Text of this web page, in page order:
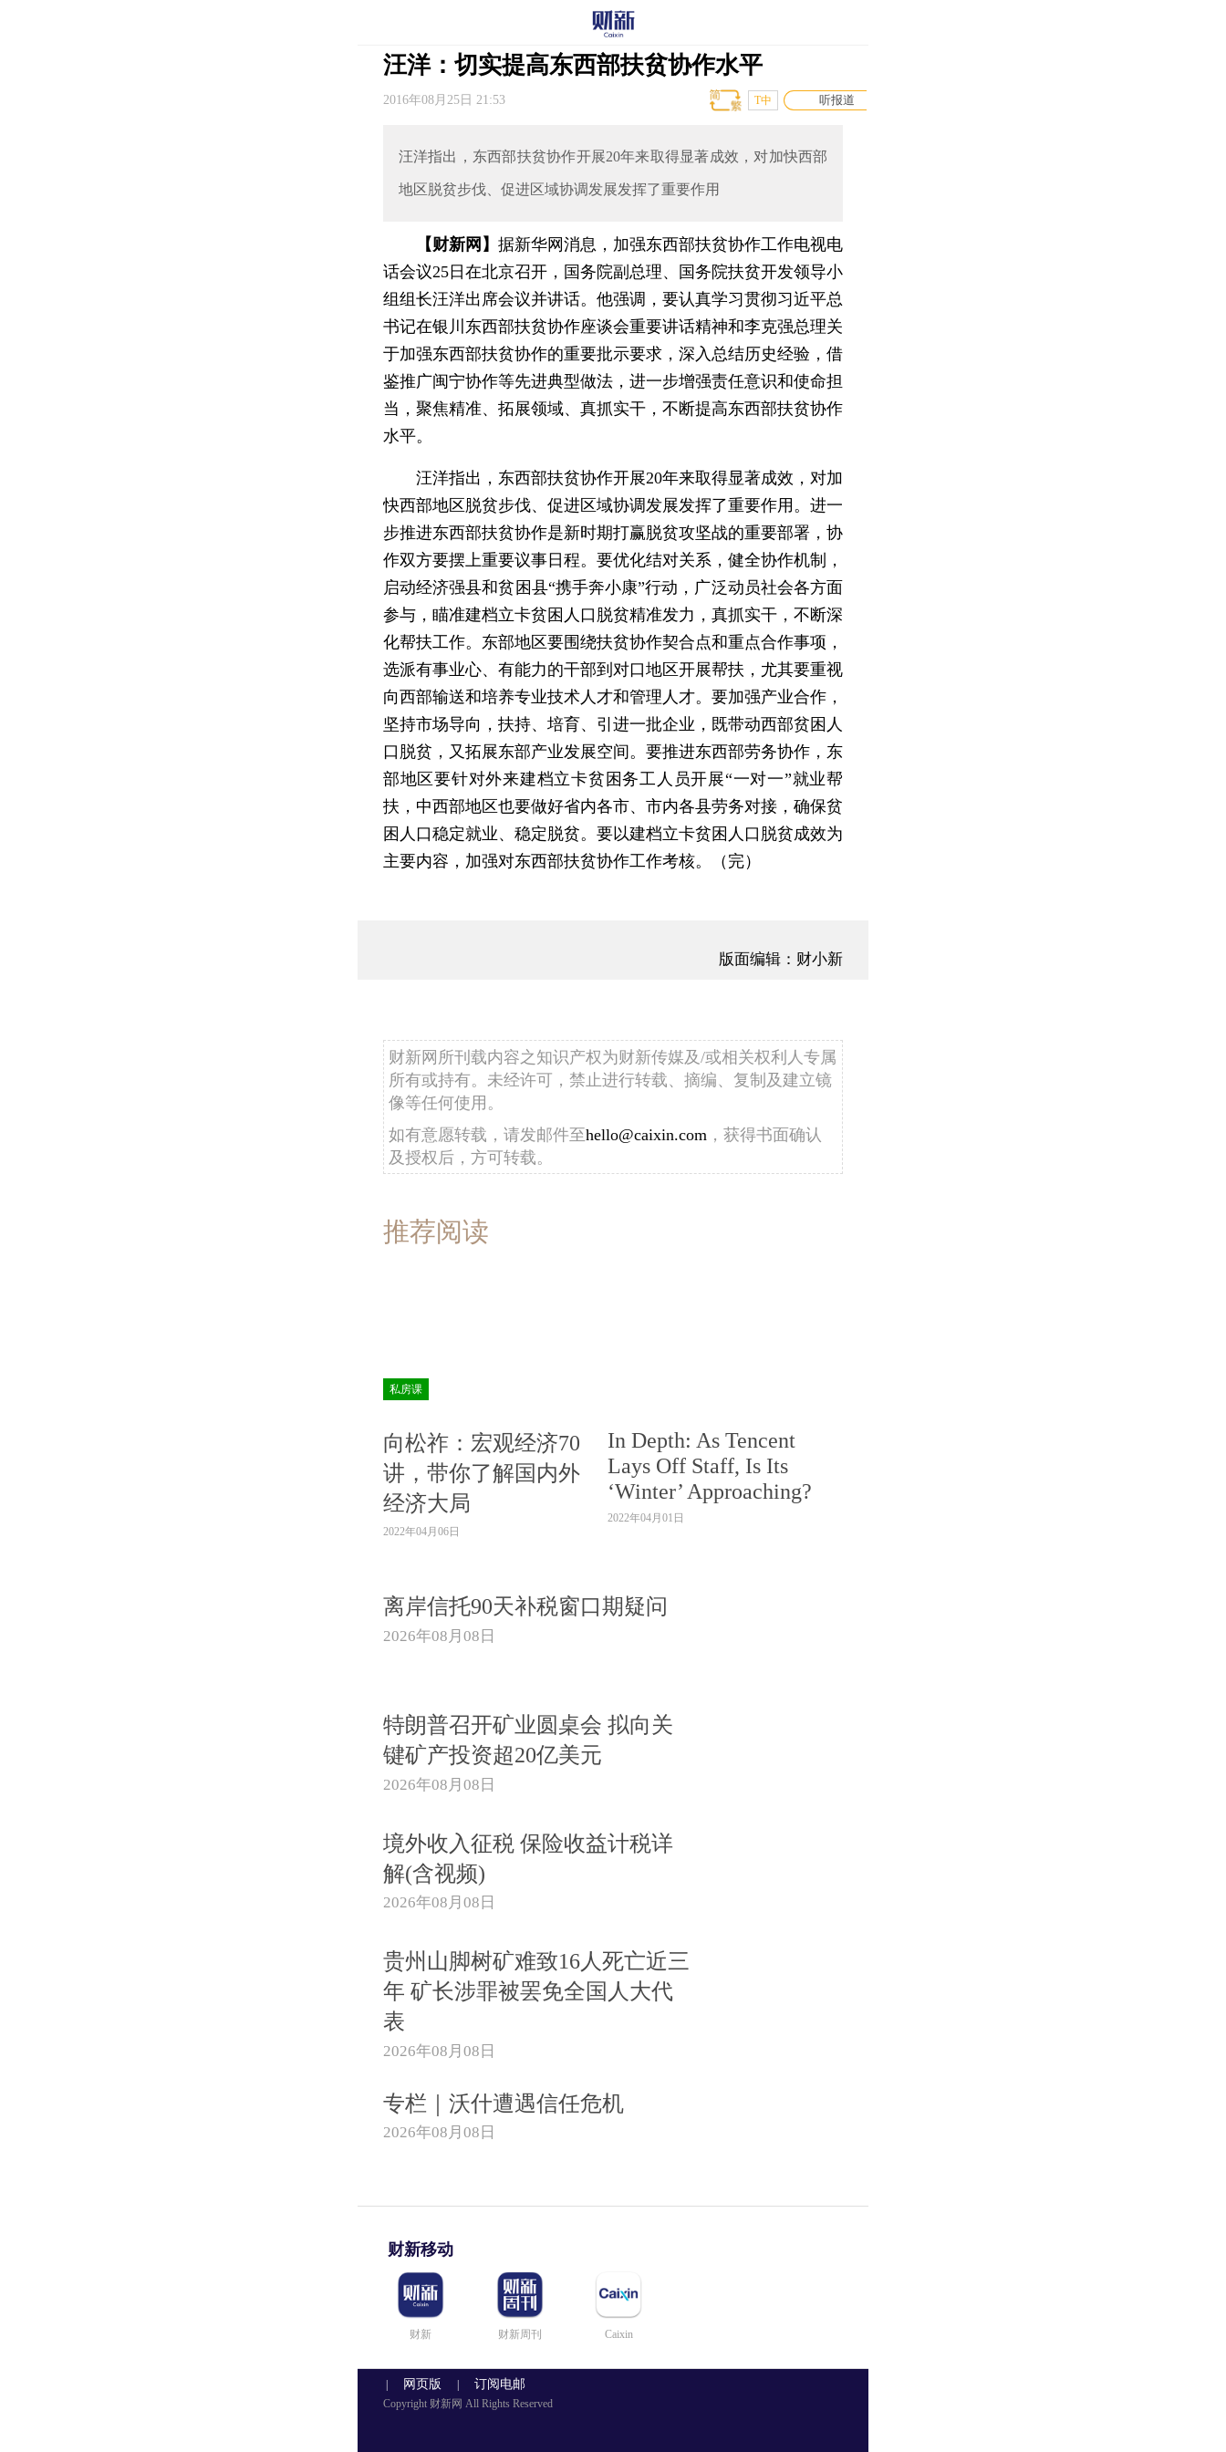
汪洋：切实提高东西部扶贫协作水平
2016年08月25日 21:53 听报道
T中
汪洋指出，东西部扶贫协作开展20年来取得显著成效，对加快西部
地区脱贫步伐、促进区域协调发展发挥了重要作用
【财新网】 据新华网消息，加强东西部扶贫协作工作电视电
话会议25日在北京召开，国务院副总理、国务院扶贫开发领导小
组组长汪洋出席会议并讲话。他强调，要认真学习贯彻习近平总
书记在银川东西部扶贫协作座谈会重要讲话精神和李克强总理关
于加强东西部扶贫协作的重要批示要求，深入总结历史经验，借
鉴推广闽宁协作等先进典型做法，进一步增强责任意识和使命担
当，聚焦精准、拓展领域、真抓实干，不断提高东西部扶贫协作
水平。
汪洋指出，东西部扶贫协作开展20年来取得显著成效，对加
快西部地区脱贫步伐、促进区域协调发展发挥了重要作用。进一
步推进东西部扶贫协作是新时期打赢脱贫攻坚战的重要部署，协
作双方要摆上重要议事日程。要优化结对关系，健全协作机制，
启动经济强县和贫困县“携手奔小康”行动，广泛动员社会各方面
参与，瞄准建档立卡贫困人口脱贫精准发力，真抓实干，不断深
化帮扶工作。东部地区要围绕扶贫协作契合点和重点合作事项，
选派有事业心、有能力的干部到对口地区开展帮扶，尤其要重视
向西部输送和培养专业技术人才和管理人才。要加强产业合作，
坚持市场导向，扶持、培育、引进一批企业，既带动西部贫困人
口脱贫，又拓展东部产业发展空间。要推进东西部劳务协作，东
部地区要针对外来建档立卡贫困务工人员开展“一对一”就业帮
扶，中西部地区也要做好省内各市、市内各县劳务对接，确保贫
困人口稳定就业、稳定脱贫。要以建档立卡贫困人口脱贫成效为
主要内容，加强对东西部扶贫协作工作考核。（完）
版面编辑：财小新
财新网所刊载内容之知识产权为财新传媒及/或相关权利人专属
所有或持有。未经许可，禁止进行转载、摘编、复制及建立镜
像等任何使用。
如有意愿转载，请发邮件至hello@caixin.com ，获得书面确认
及授权后，方可转载。
推荐阅读
私房课
向松祚：宏观经济70
讲，带你了解国内外
经济大局
2022年04月06日
In Depth: As Tencent
Lays Off Staff, Is Its
‘Winter’ Approaching?
2022年04月01日
离岸信托90天补税窗口期疑问
2026年08月08日
特朗普召开矿业圆桌会 拟向关
键矿产投资超20亿美元
2026年08月08日
境外收入征税 保险收益计税详
解(含视频)
2026年08月08日
贵州山脚树矿难致16人死亡近三
年 矿长涉罪被罢免全国人大代
表
2026年08月08日
专栏｜沃什遭遇信任危机
2026年08月08日
财新移动
财新 财新周刊 Caixin
网页版 订阅电邮
Copyright 财新网 All Rights Reserved